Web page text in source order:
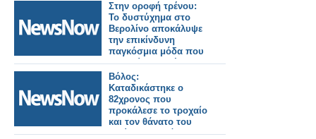
Στην οροφή τρένου:
Το δυστύχημα στο
Βερολίνο αποκάλυψε
την επικίνδυνη
παγκόσμια μόδα που
εξαπλώνεται μέσω
των social media
Βόλος:
Kαταδικάστηκε ο
82χρονος που
προκάλεσε το τροχαίο
και τον θάνατο του
πρώην σταθμάρχη